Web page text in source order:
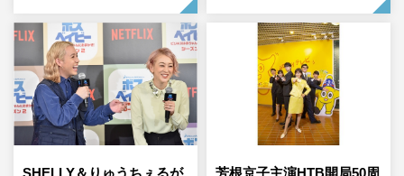
SHELLY＆りゅうちぇるが
芳根京子主演HTB開局50周